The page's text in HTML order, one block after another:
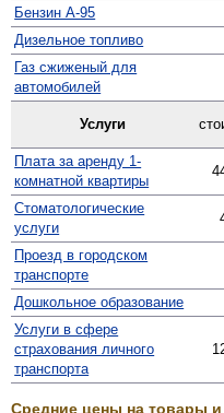
Бензин А-95
Дизельное топливо
Газ сжиженый для
автомобилей
Услуги
Плата за аренду 1-
комнатной квартиры
Стомато­логические
услуги
Проезд в городском
транспорте
Дошкольное образование
Услуги в сфере
страхования личного
транспорта
Средние цены на товары